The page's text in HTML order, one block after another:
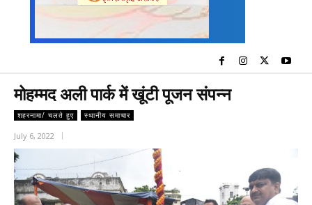
मोहम्मद अली पार्क में खूंटी पूजन संपन्न
शहरनामा/ चलते हुए स्थानीय समाचार
July 6, 2022